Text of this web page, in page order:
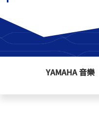
YAMAHA 音樂